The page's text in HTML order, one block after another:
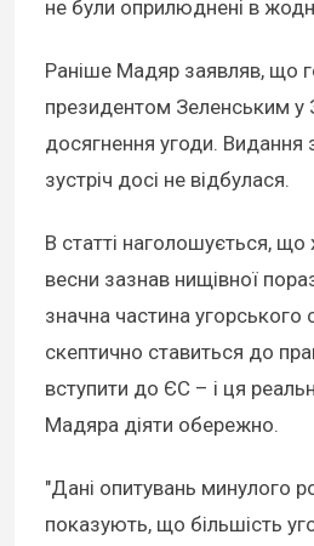
не були оприлюднені в
Раніше Мадяр заявляв, що
президентом Зеленським у
досягнення угоди. Видання
зустріч досі не відбулася.
В статті наголошується, що
весни зазнав нищівної
значна частина угорського
скептично ставиться до
вступити до ЄС – і ця
Мадяра діяти обережно.
"Дані опитувань минулого
показують, що більшість